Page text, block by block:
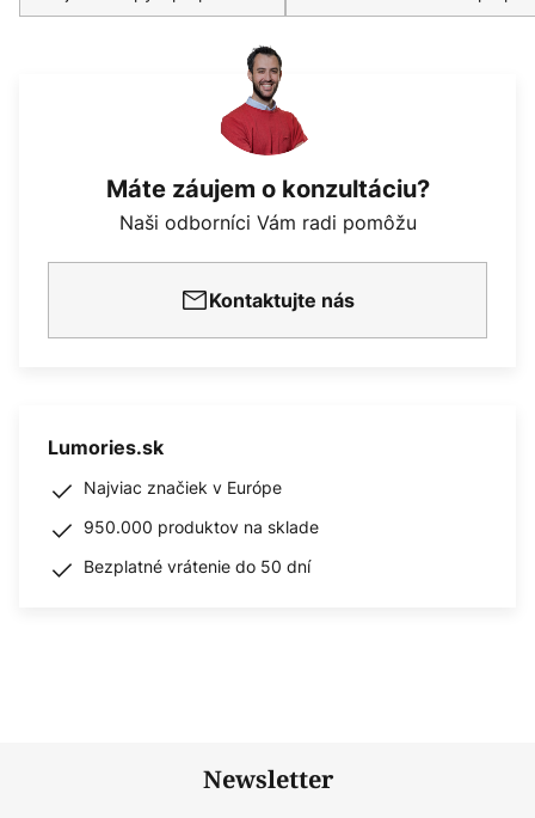
Máte záujem o konzultáciu?
Naši odborníci Vám radi pomôžu
Kontaktujte nás
Lumories.sk
Najviac značiek v Európe
950.000 produktov na sklade
Bezplatné vrátenie do 50 dní
Newsletter